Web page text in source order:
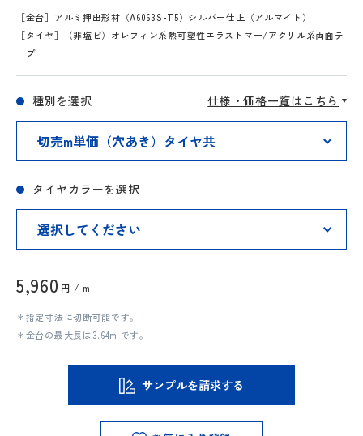
［金台］アルミ押出形材（A6063S-T5）シルバー仕上（アルマイト）
［タイヤ］（非塩ビ）オレフィン系熱可塑性エラストマー/アクリル系両面テ
ープ
仕様・価格一覧はこちら
種別を選択
タイヤカラーを選択
5,960 円 / m
＊指定寸法に切断可能です。
＊金台の最大長は3.64m です。
サンプルを請求する